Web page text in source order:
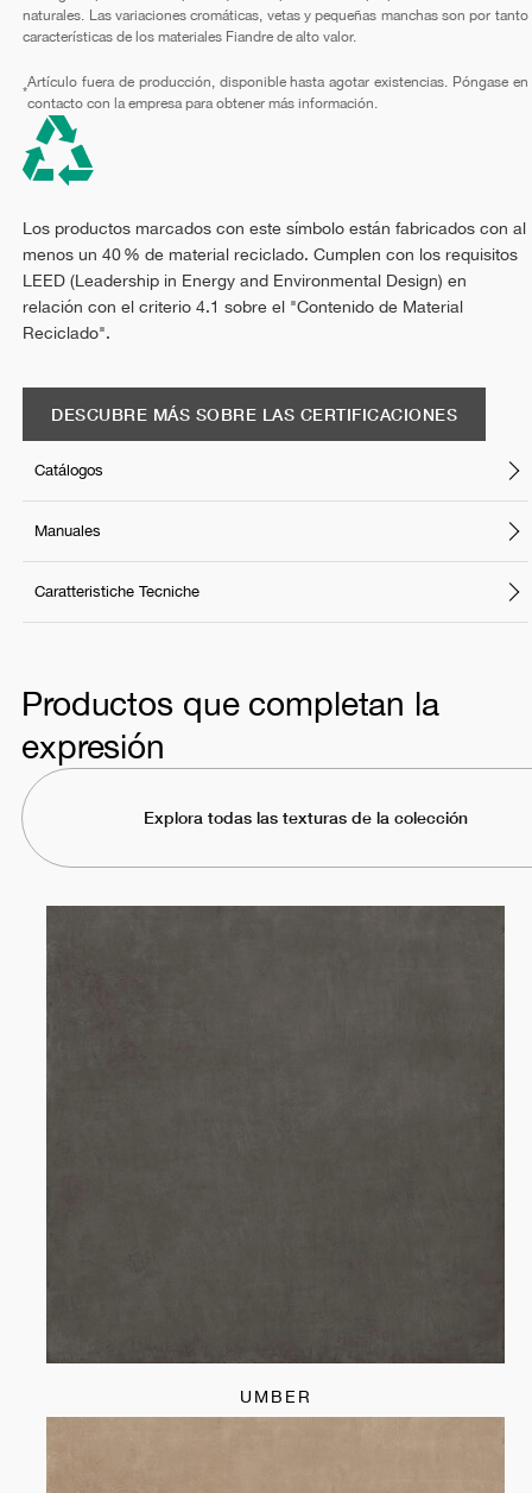
naturales. Las variaciones cromáticas, vetas y pequeñas manchas son por tanto
características de los materiales Fiandre de alto valor.
*
Artículo fuera de producción, disponible hasta agotar existencias. Póngase en
contacto con la empresa para obtener más información.
Los productos marcados con este símbolo están fabricados con al
menos un 40 % de material reciclado. Cumplen con los requisitos
LEED (Leadership in Energy and Environmental Design) en
relación con el criterio 4.1 sobre el "Contenido de Material
Reciclado".
DESCUBRE MÁS SOBRE LAS CERTIFICACIONES
Catálogos
Manuales
Caratteristiche Tecniche
Productos que completan la
expresión
Explora todas las texturas de la colección
UMBER